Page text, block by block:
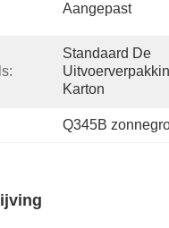
Aangepast
Standaard De
Karton
Q345B